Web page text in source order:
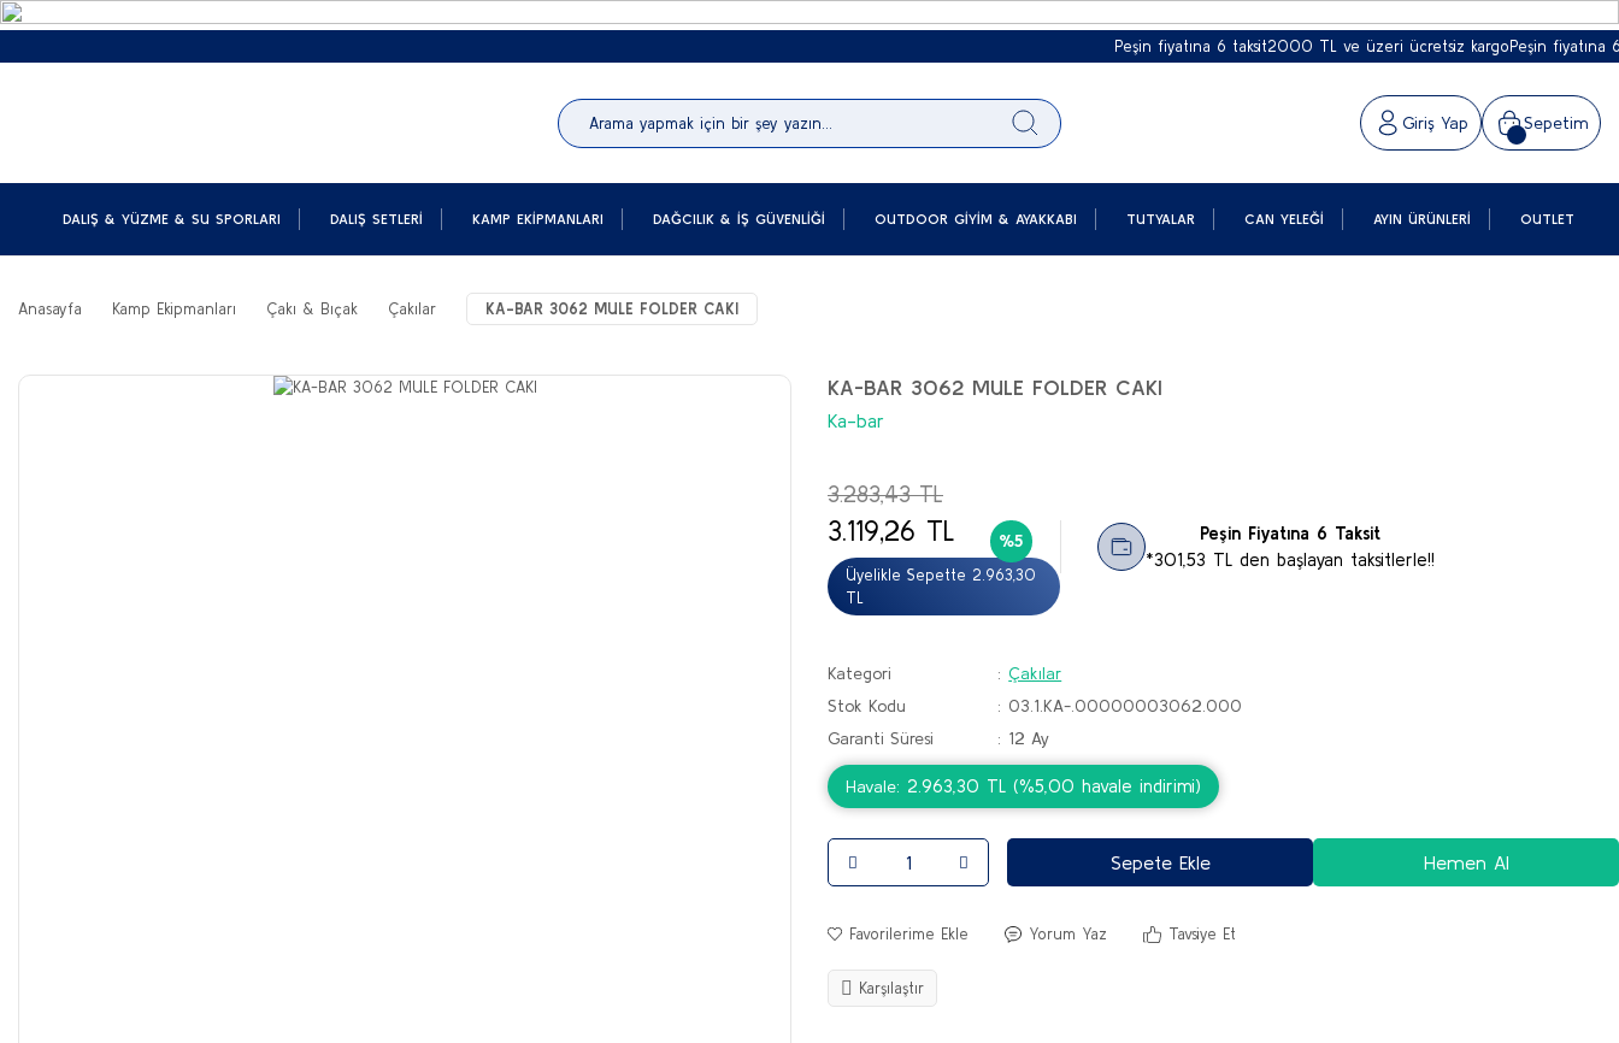
Peşin fiyatına 6 taksit 2000 TL ve üzeri ücretsiz kargoPeşin fiyatına 6
Giriş Yap Sepetim
DALIŞ & YÜZME & SU SPORLARI DALIŞ SETLERI KAMP EKIPMANLARI DAĞCILIK & İŞ GÜVENLIĞI OUTDOOR GIYIM & AYAKKABI TUTYALAR CAN YELEĞI AYIN ÜRÜNLERI OUTLET
Anasayfa Kamp Ekipmanları Çakı & Bıçak Çakılar KA-BAR 3062 MULE FOLDER CAKI
KA-BAR 3062 MULE FOLDER CAKI
Ka-bar
3.283,43 TL
3.119,26 TL
Üyelikle Sepette 2.963,30
TL
%5
Peşin Fiyatına 6 Taksit
*301,53 TL den başlayan taksitlerle!!
Kategori
Çakılar
Stok Kodu
03.1.KA-.00000003062.000
Garanti Süresi
12 Ay
Havale 2.963,30 TL (%5,00 havale indirimi)
Sepete Ekle Hemen Al
Yorum Yaz Tavsiye Et
Karşılaştır